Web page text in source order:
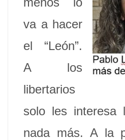
va a hacer
el “León”.
A los
libertarios
solo les interesa
nada más. A la